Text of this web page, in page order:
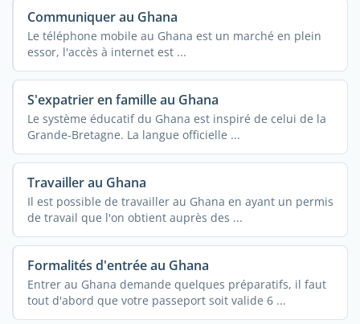
Communiquer au Ghana
Le téléphone mobile au Ghana est un marché en plein
essor, l'accès à internet est ...
S'expatrier en famille au Ghana
Le système éducatif du Ghana est inspiré de celui de la
Grande-Bretagne. La langue officielle ...
Travailler au Ghana
Il est possible de travailler au Ghana en ayant un permis
de travail que l'on obtient auprès des ...
Formalités d'entrée au Ghana
Entrer au Ghana demande quelques préparatifs, il faut
tout d'abord que votre passeport soit valide 6 ...